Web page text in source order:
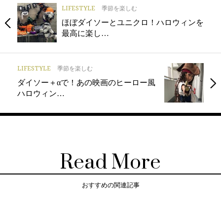
LIFESTYLE 季節を楽しむ
ほぼダイソーとユニクロ！ハロウィンを
最高に楽し…
LIFESTYLE 季節を楽しむ
ダイソー＋αで！あの映画のヒーロー風
ハロウィン…
Read More
おすすめの関連記事